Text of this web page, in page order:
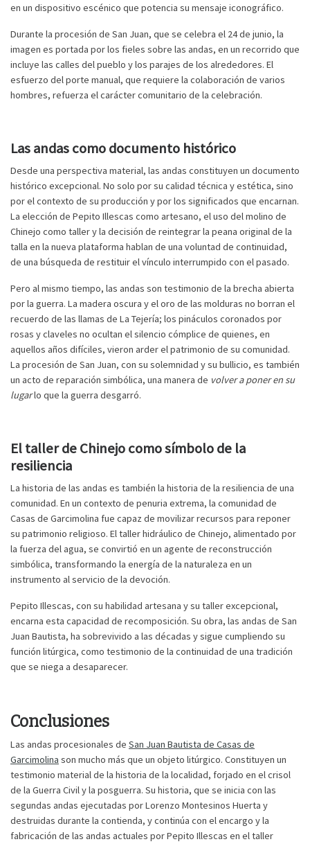
en un dispositivo escénico que potencia su mensaje iconográfico.
Durante la procesión de San Juan, que se celebra el 24 de junio, la
imagen es portada por los fieles sobre las andas, en un recorrido que
incluye las calles del pueblo y los parajes de los alrededores. El
esfuerzo del porte manual, que requiere la colaboración de varios
hombres, refuerza el carácter comunitario de la celebración.
Las andas como documento histórico
Desde una perspectiva material, las andas constituyen un documento
histórico excepcional. No solo por su calidad técnica y estética, sino
por el contexto de su producción y por los significados que encarnan.
La elección de Pepito Illescas como artesano, el uso del molino de
Chinejo como taller y la decisión de reintegrar la peana original de la
talla en la nueva plataforma hablan de una voluntad de continuidad,
de una búsqueda de restituir el vínculo interrumpido con el pasado.
Pero al mismo tiempo, las andas son testimonio de la brecha abierta
por la guerra. La madera oscura y el oro de las molduras no borran el
recuerdo de las llamas de La Tejería; los pináculos coronados por
rosas y claveles no ocultan el silencio cómplice de quienes, en
aquellos años difíciles, vieron arder el patrimonio de su comunidad.
La procesión de San Juan, con su solemnidad y su bullicio, es también
un acto de reparación simbólica, una manera de volver a poner en su
lugarlo que la guerra desgarró.
El taller de Chinejo como símbolo de la
resiliencia
La historia de las andas es también la historia de la resiliencia de una
comunidad. En un contexto de penuria extrema, la comunidad de
Casas de Garcimolina fue capaz de movilizar recursos para reponer
su patrimonio religioso. El taller hidráulico de Chinejo, alimentado por
la fuerza del agua, se convirtió en un agente de reconstrucción
simbólica, transformando la energía de la naturaleza en un
instrumento al servicio de la devoción.
Pepito Illescas, con su habilidad artesana y su taller excepcional,
encarna esta capacidad de recomposición. Su obra, las andas de San
Juan Bautista, ha sobrevivido a las décadas y sigue cumpliendo su
función litúrgica, como testimonio de la continuidad de una tradición
que se niega a desaparecer.
Conclusiones
Las andas procesionales de San Juan Bautista de Casas de
Garcimolina son mucho más que un objeto litúrgico. Constituyen un
testimonio material de la historia de la localidad, forjado en el crisol
de la Guerra Civil y la posguerra. Su historia, que se inicia con las
segundas andas ejecutadas por Lorenzo Montesinos Huerta y
destruidas durante la contienda, y continúa con el encargo y la
fabricación de las andas actuales por Pepito Illescas en el taller